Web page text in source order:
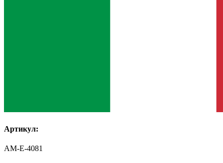
Артикул:
AM-E-4081